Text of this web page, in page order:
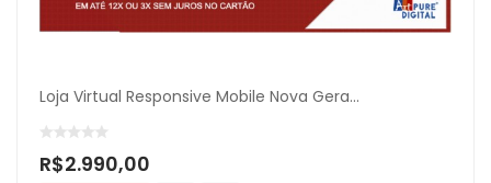
Loja Virtual Responsive Mobile Nova Gera...
R$2.990,00